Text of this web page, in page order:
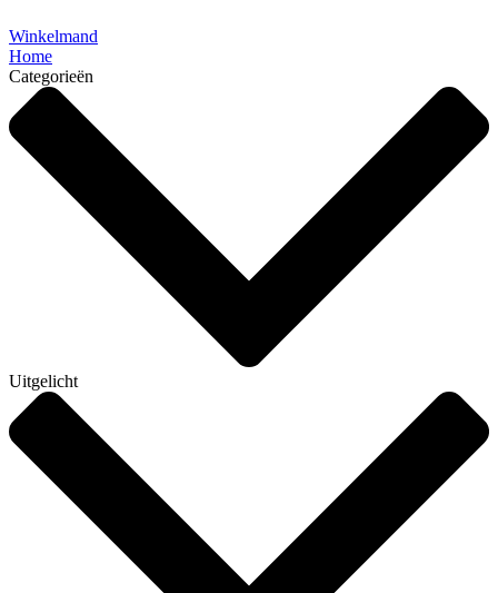
Winkelmand
Home
Categorieën
Uitgelicht